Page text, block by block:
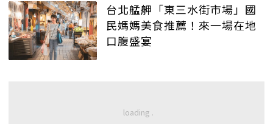
台北艋舺「東三水街市場」國
民媽媽美食推薦！來一場在地
口腹盛宴